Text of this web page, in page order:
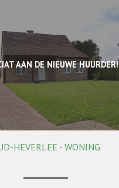
AAN DE NIEUWE HUURDER!
168 m² 2 1
HEVERLEE - WONING